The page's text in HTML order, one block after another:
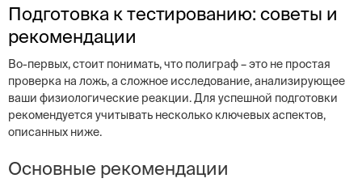
Подготовка к тестированию: советы и
рекомендации
Во-первых, стоит понимать, что полиграф – это не простая
проверка на ложь, а сложное исследование, анализирующее
ваши физиологические реакции. Для успешной подготовки
рекомендуется учитывать несколько ключевых аспектов,
описанных ниже.
Основные рекомендации